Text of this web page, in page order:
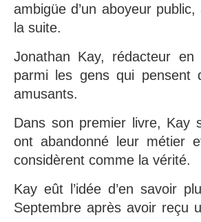
ambigüe d’un aboyeur
la suite.
Jonathan Kay, rédacteur
parmi les gens qui
amusants.
Dans son premier livre, Kay
ont abandonné leur métier
considèrent comme la vérité.
Kay eût l’idée d’en savoir
Septembre après avoir reçu